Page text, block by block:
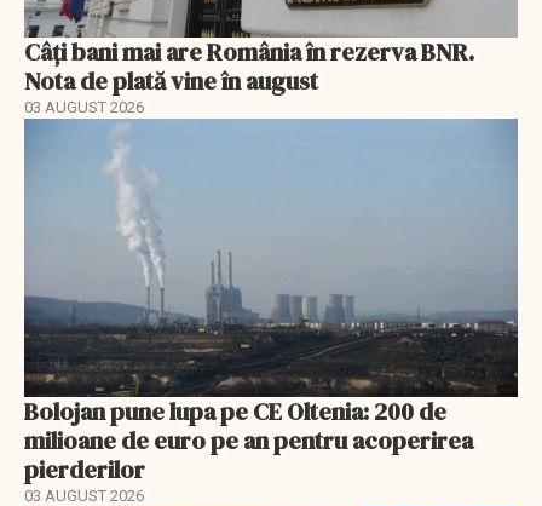
Câți bani mai are România în rezerva BNR.
Nota de plată vine în august
03 AUGUST 2026
Bolojan pune lupa pe CE Oltenia: 200 de
milioane de euro pe an pentru acoperirea
pierderilor
03 AUGUST 2026